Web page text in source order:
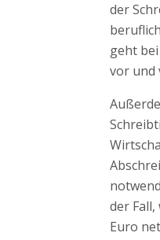
der
geht
vor und
der
Euro